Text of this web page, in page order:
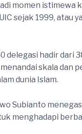
momen
sejak 1999, atau
delegasi hadir dari
skala dan
dunia Islam.
Subianto
menghadapi